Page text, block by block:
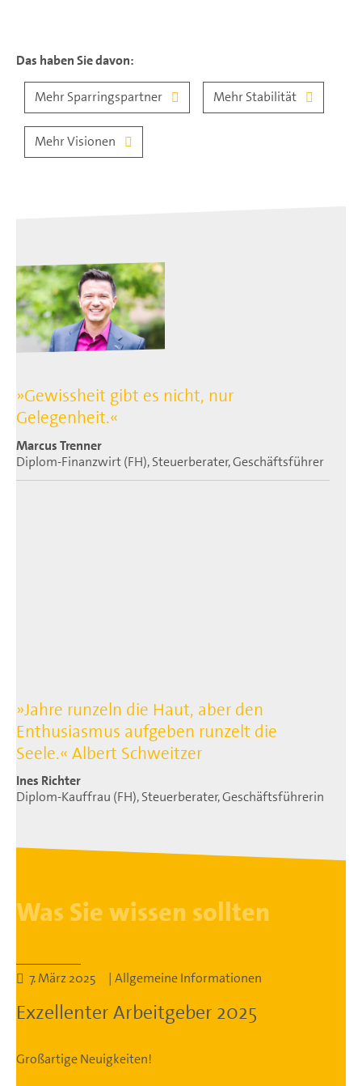
Das haben Sie davon:
Mehr Sparringspartner Mehr Stabilität
Mehr Visionen
»Gewissheit gibt es nicht, nur
Gelegenheit.«
Marcus Trenner
Diplom-Finanzwirt (FH), Steuerberater, Geschäftsführer
»Jahre runzeln die Haut, aber den
Enthusiasmus aufgeben runzelt die
Seele.« Albert Schweitzer
Ines Richter
Diplom-Kauffrau (FH), Steuerberater, Geschäftsführerin
Was Sie wissen sollten
7. März 2025 | Allgemeine Informationen
Exzellenter Arbeitgeber 2025
Großartige Neuigkeiten!